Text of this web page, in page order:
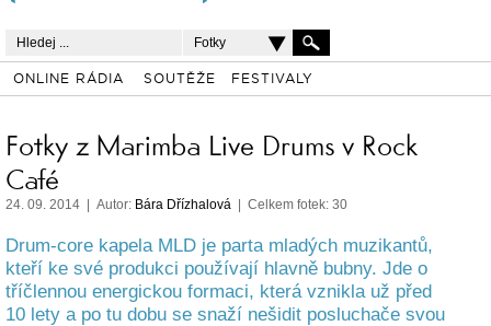
Fotky
ONLINE RÁDIA SOUTĚŽE FESTIVALY
Fotky z Marimba Live Drums v Rock
Café
24. 09. 2014 | Autor: Bára Dřízhalová | Celkem fotek: 30
Drum-core kapela MLD je parta mladých muzikantů,
kteří ke své produkci používají hlavně bubny. Jde o
tříčlennou energickou formaci, která vznikla už před
10 lety a po tu dobu se snaží nešidit posluchače svou